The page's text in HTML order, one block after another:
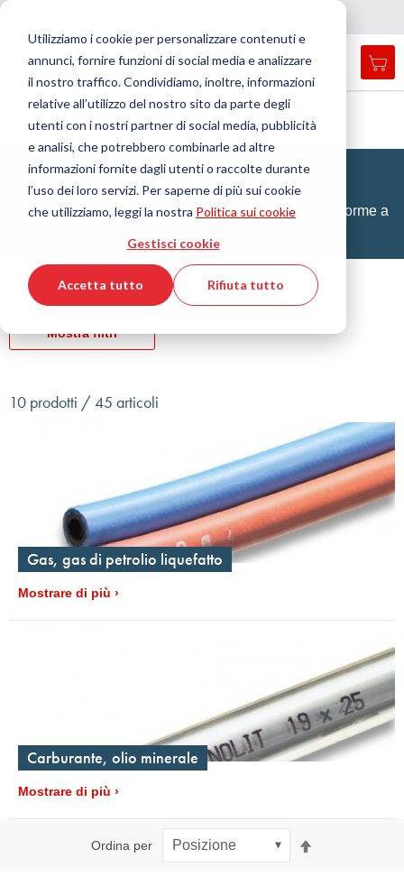
Utilizziamo i cookie per personalizzare contenuti e
annunci, fornire funzioni di social media e analizzare
il nostro traffico. Condividiamo, inoltre, informazioni
relative all’utilizzo del nostro sito da parte degli
utenti con i nostri partner di social media, pubblicità
e analisi, che potrebbero combinarle ad altre
informazioni fornite dagli utenti o raccolte durante
l’uso dei loro servizi. Per saperne di più sui cookie
che utilizziamo, leggi la nostra Politica sui cookie
Gestisci cookie
Accetta tutto Rifiuta tutto
Menu
search
Cerca
Home Tecnologia dei fluidi
Tubi flessibili
Olio minerale, tubo del gas
Tubi per olio minerale, tubo del gas
Robusto, realizzato con diversi tipi di materiali e conforme a
Filtro
Mostra filtri
10 prodotti / 45 articoli
Gas, gas di petrolio liquefatto
Mostrare di più
Carburante, olio minerale
Mostrare di più
Ordina per